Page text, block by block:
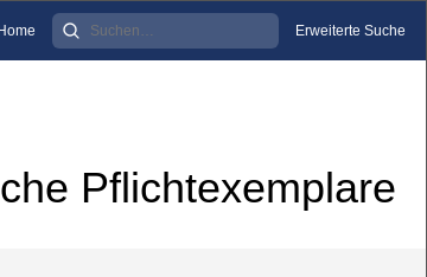
Home Erweiterte Suche
Pflichtexemplare